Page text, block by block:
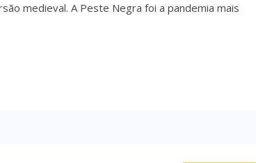
medieval. A Peste Negra foi a pandemia mais